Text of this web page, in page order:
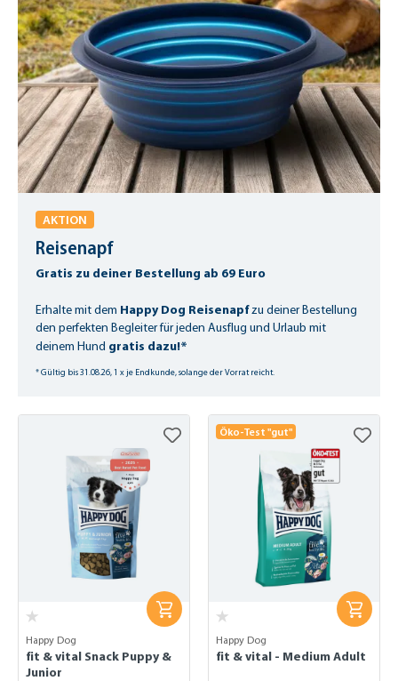
AKTION
Reisenapf
Gratis zu deiner Bestellung ab 69 Euro
Erhalte mit dem Happy Dog Reisenapfzu deiner Bestellung
den perfekten Begleiter für jeden Ausflug und Urlaub mit
deinem Hund gratis dazu!*
* Gültig bis 31.08.26, 1 x je Endkunde, solange der Vorrat reicht.
Happy Dog
fit & vital Snack Puppy &
Junior
Öko-Test "gut"
Happy Dog
fit & vital - Medium Adult